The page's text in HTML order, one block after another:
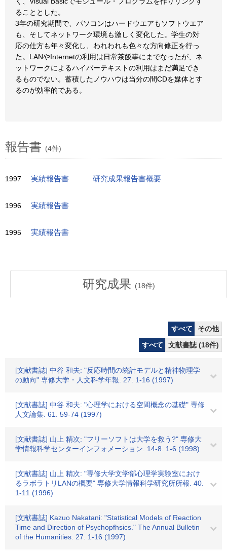
ることとした。
3年の研究期間で、パソコンはハードウエアもソフトウエア
も、そしてネットワーク環境も激しく変化した。学生の対
応の仕方も年々変化し、われわれも色々な方向修正を行っ
た。LANやInternetの利用は日常茶飯事にまでなったが、ネ
ットワークによるハイパーテキストの利用はまだ満足でき
るものでない。蓄積したノウハウは当分の間CDを媒体とす
るのが効率的である。
報告書 (4件)
1997 実績報告書 研究成果報告書概要
1996 実績報告書
1995 実績報告書
研究成果 (18件)
すべて
その他
すべて
文献書誌 (18件)
[文献書誌] 中谷 和夫: "反応時間の統計モデルと精神物理学
の動向" 専修大学・人文科学年報. 27. 1-16 (1997)
[文献書誌] 中谷 和夫: "心理学における空間概念の基礎" 専修
人文論集. 61. 59-74 (1997)
[文献書誌] 山上 精次: "フリーソフトは大学を救う?" 専修大
学情報科学センターインフォメーション. 14-8. 1-6 (1998)
[文献書誌] 山上 精次: "専修大学文学部心理学実験室におけ
るラボラトリLANの概要" 専修大学情報科学研究所所報. 40.
1-11 (1996)
[文献書誌] Kazuo Nakatani: "Statistical Models of Reaction
Time and Direction of Psychopfhsics." The Annual Bulletin
of the Humanities. 27. 1-16 (1997)